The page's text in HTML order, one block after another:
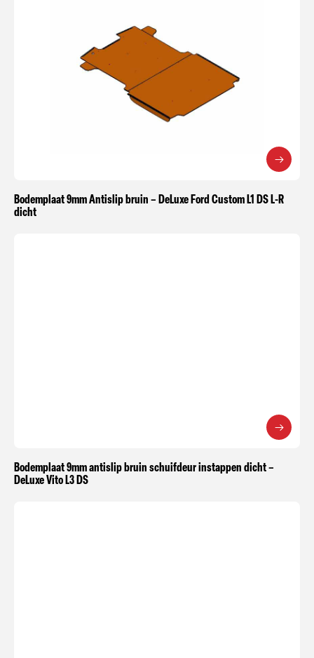
Bodemplaat 9mm Antislip bruin – DeLuxe Ford Custom L1 DS L-R
dicht
Bodemplaat 9mm antislip bruin schuifdeur instappen dicht –
DeLuxe Vito L3 DS